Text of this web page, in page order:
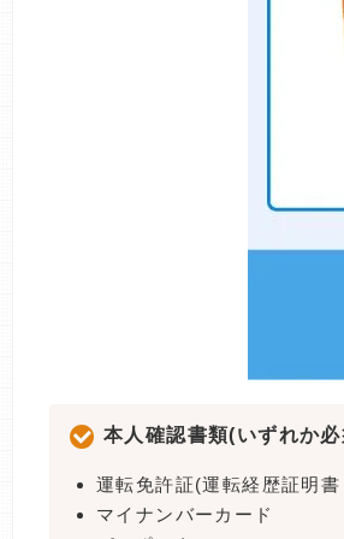
本人確認書類(いずれか
運転免許証(運転経歴証明書
マイナンバーカード